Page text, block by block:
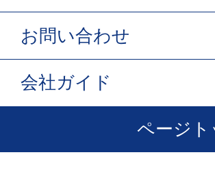
お問い合わせ
会社ガイド
ページト